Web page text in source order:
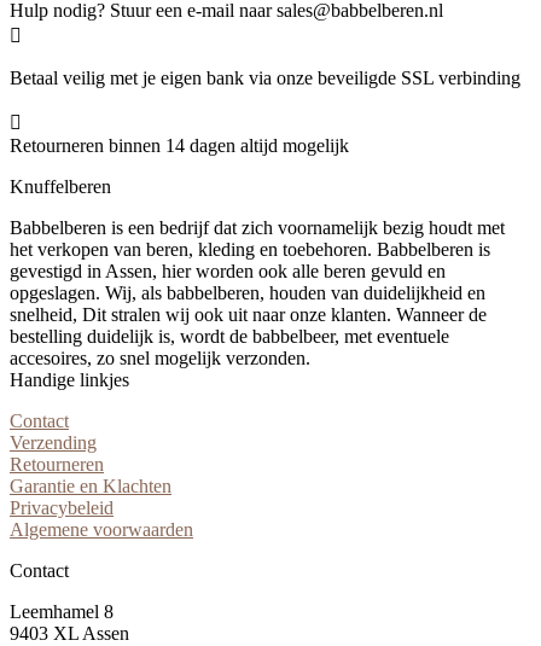
Hulp nodig? Stuur een e-mail naar sales@babbelberen.nl

Betaal veilig met je eigen bank via onze beveiligde SSL verbinding

Retourneren binnen 14 dagen altijd mogelijk
Knuffelberen
Babbelberen is een bedrijf dat zich voornamelijk bezig houdt met
het verkopen van beren, kleding en toebehoren. Babbelberen is
gevestigd in Assen, hier worden ook alle beren gevuld en
opgeslagen. Wij, als babbelberen, houden van duidelijkheid en
snelheid, Dit stralen wij ook uit naar onze klanten. Wanneer de
bestelling duidelijk is, wordt de babbelbeer, met eventuele
accesoires, zo snel mogelijk verzonden.
Handige linkjes
Contact
Verzending
Retourneren
Garantie en Klachten
Privacybeleid
Algemene voorwaarden
Contact
Leemhamel 8
9403 XL Assen